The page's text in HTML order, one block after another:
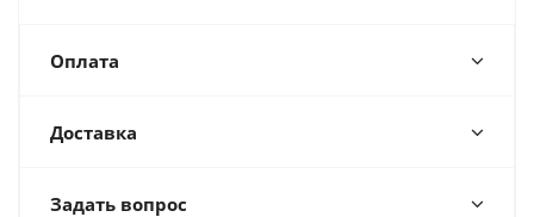
Оплата
Доставка
Задать вопрос